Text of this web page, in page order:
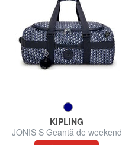
KIPLING
JONIS S Geantă de weekend